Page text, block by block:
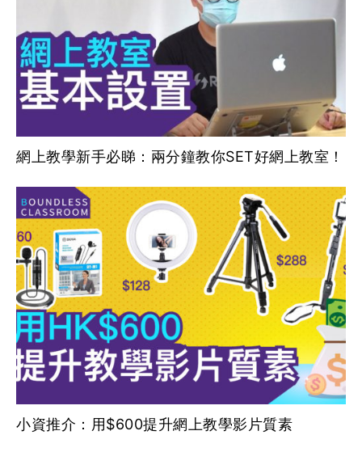
網上教學新手必睇：兩分鐘教你SET好網上教室！
小資推介：用$600提升網上教學影片質素